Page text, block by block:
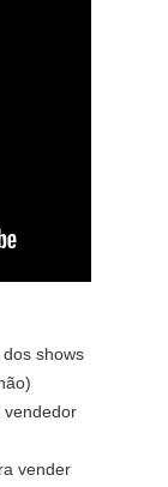
shows
vendedor
vender